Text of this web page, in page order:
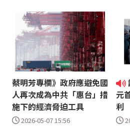
蔡明芳專欄》政府應避免國
人再次成為中共「惠台」措
施下的經濟脅迫工具
2026-05-07 15:56
元
利